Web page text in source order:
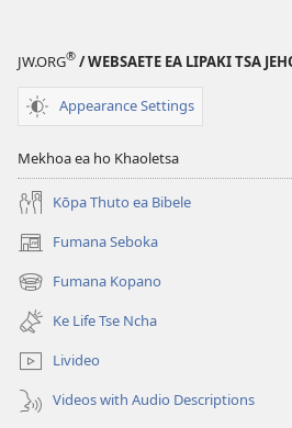
JW.ORG® / WEBSAETE EA LIPAKI TSA
Appearance Settings
Mekhoa ea ho Khaoletsa
Kōpa Thuto ea Bibele
Fumana Seboka
(opens
new
window)
Fumana Kopano
(opens
new
window)
Ke Life Tse Ncha
Livideo
Videos with Audio Descriptions